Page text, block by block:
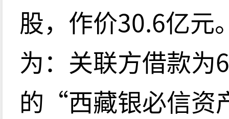
股，作价30.6亿元
为：关联方借款为
的“西藏银必信资